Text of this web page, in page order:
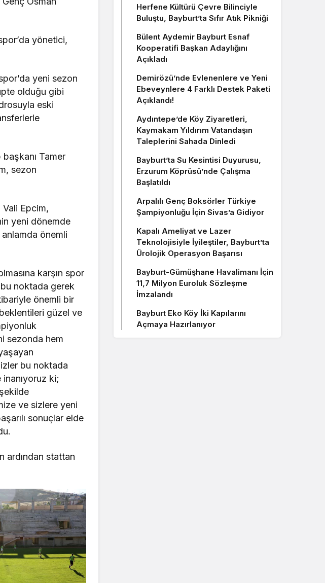
yönetici,
yeni sezon
olduğu gibi
eski
Tamer
sezon
Vali Epcim,
yeni dönemde
önemli
karşın spor
noktada gerek
önemli bir
güzel ve
sezonda hem
bu noktada
ki;
ve sizlere yeni
sonuçlar elde
ardından stattan
Herfene Kültürü Çevre Bilinciyle
Buluştu, Bayburt’ta Sıfır Atık Pikniği
Bülent Aydemir Bayburt Esnaf
Kooperatifi Başkan Adaylığını
Açıkladı
Demirözü’nde Evlenenlere ve Yeni
Ebeveynlere 4 Farklı Destek Paketi
Açıklandı!
Aydıntepe’de Köy Ziyaretleri,
Kaymakam Yıldırım Vatandaşın
Taleplerini Sahada Dinledi
Bayburt’ta Su Kesintisi Duyurusu,
Erzurum Köprüsü’nde Çalışma
Başlatıldı
Arpalılı Genç Boksörler Türkiye
Şampiyonluğu İçin Sivas’a Gidiyor
Kapalı Ameliyat ve Lazer
Teknolojisiyle İyileştiler, Bayburt’ta
Ürolojik Operasyon Başarısı
Bayburt-Gümüşhane Havalimanı İçin
11,7 Milyon Euroluk Sözleşme
İmzalandı
Bayburt Eko Köy İki Kapılarını
Açmaya Hazırlanıyor